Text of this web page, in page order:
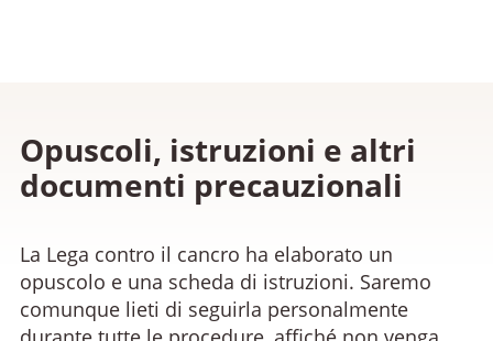
Opuscoli, istruzioni e altri
documenti precauzionali
La Lega contro il cancro ha elaborato un
opuscolo e una scheda di istruzioni. Saremo
comunque lieti di seguirla personalmente